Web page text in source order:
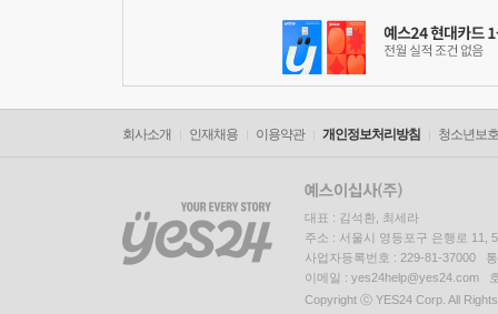
회사소개 인재채용 이용약관 개인정보처리방침 청소년보
대표 : 김석환, 최세라
주소 : 서울시 영등포구 은행로 11,
사업자등록번호 : 229-81-37000
이메일 : yes24help@yes24.com
Copyright ⓒ YES24 Corp. All